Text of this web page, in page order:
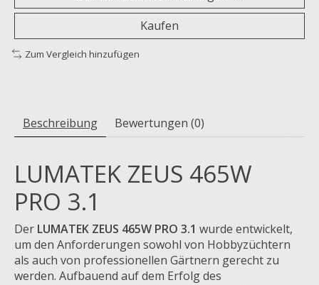
Kaufen
Zum Vergleich hinzufügen
Beschreibung Bewertungen (0)
LUMATEK ZEUS 465W
PRO 3.1
Der LUMATEK ZEUS 465W PRO 3.1 wurde entwickelt,
um den Anforderungen sowohl von Hobbyzüchtern
als auch von professionellen Gärtnern gerecht zu
werden. Aufbauend auf dem Erfolg des